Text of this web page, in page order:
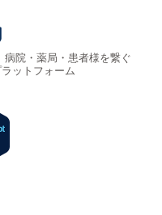
病院・薬局・患者様を繋ぐ
ットフォーム